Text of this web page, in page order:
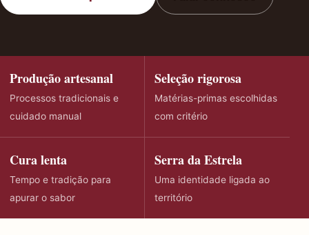
Produção artesanal
Processos tradicionais e
cuidado manual
Seleção rigorosa
Matérias-primas escolhidas
com critério
Cura lenta
Tempo e tradição para
apurar o sabor
Serra da Estrela
Uma identidade ligada ao
território